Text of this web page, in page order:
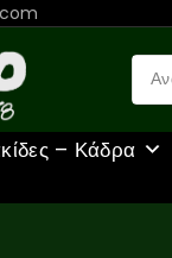
– Κάδρα